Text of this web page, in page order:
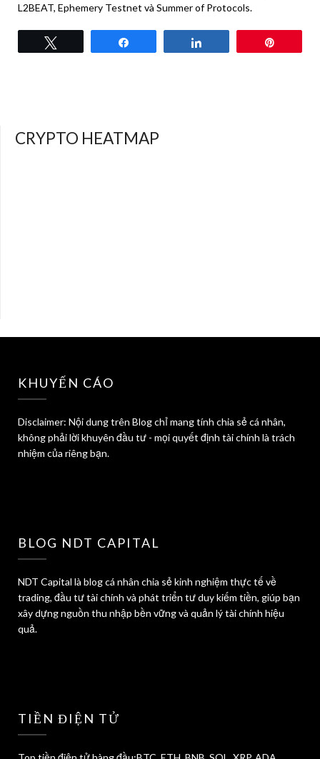
L2BEAT, Ephemery Testnet và Summer of Protocols.
CRYPTO HEATMAP
KHUYẾN CÁO
Disclaimer: Nội dung trên Blog chỉ mang tính chia sẻ cá nhân,
không phải lời khuyên đầu tư - mọi quyết định tài chính là trách
nhiệm của riêng bạn.
BLOG NDT CAPITAL
NDT Capital là blog cá nhân chia sẻ kinh nghiệm thực tế về
trading, đầu tư tài chính và phát triển tư duy kiếm tiền, giúp bạn
xây dựng nguồn thu nhập bền vững và quản lý tài chính hiệu
quả.
TIỀN ĐIỆN TỬ